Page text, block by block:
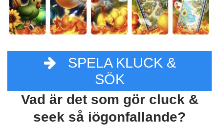
SPELA KLUCK &
SÖK
Vad är det som gör cluck &
seek så iögonfallande?